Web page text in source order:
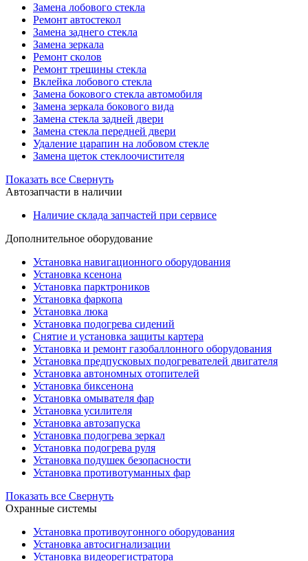
Замена лобового стекла
Ремонт автостекол
Замена заднего стекла
Замена зеркала
Ремонт сколов
Ремонт трещины стекла
Вклейка лобового стекла
Замена бокового стекла автомобиля
Замена зеркала бокового вида
Замена стекла задней двери
Замена стекла передней двери
Удаление царапин на лобовом стекле
Замена щеток стеклоочистителя
Показать все Свернуть
Автозапчасти в наличии
Наличие склада запчастей при сервисе
Дополнительное оборудование
Установка навигационного оборудования
Установка ксенона
Установка парктроников
Установка фаркопа
Установка люка
Установка подогрева сидений
Снятие и установка защиты картера
Установка и ремонт газобаллонного оборудования
Установка предпусковых подогревателей двигателя
Установка автономных отопителей
Установка биксенона
Установка омывателя фар
Установка усилителя
Установка автозапуска
Установка подогрева зеркал
Установка подогрева руля
Установка подушек безопасности
Установка противотуманных фар
Показать все Свернуть
Охранные системы
Установка противоугонного оборудования
Установка автосигнализации
Установка видеорегистратора